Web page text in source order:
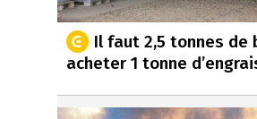
Il faut 2,5 tonnes de
acheter 1 tonne